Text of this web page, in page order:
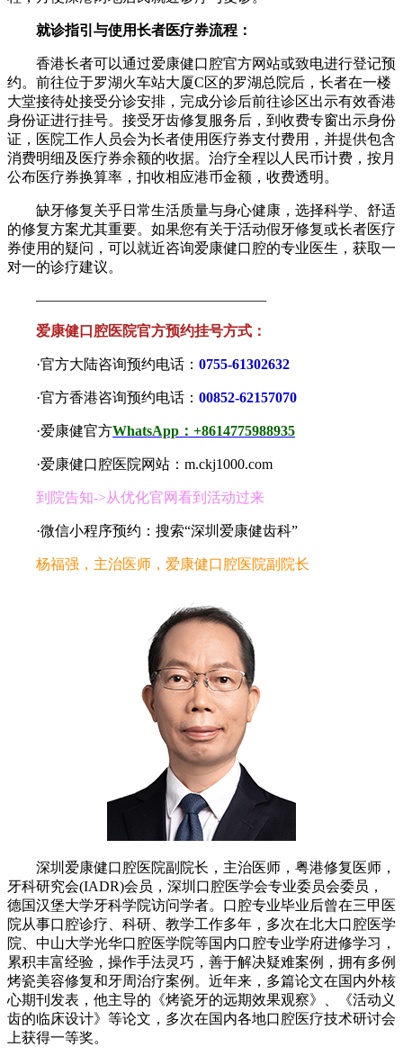
就诊指引与使用长者医疗券流程：
香港长者可以通过爱康健口腔官方网站或致电进行登记预
约。前往位于罗湖火车站大厦C区的罗湖总院后，长者在一楼
大堂接待处接受分诊安排，完成分诊后前往诊区出示有效香港
身份证进行挂号。接受牙齿修复服务后，到收费专窗出示身份
证，医院工作人员会为长者使用医疗券支付费用，并提供包含
消费明细及医疗券余额的收据。治疗全程以人民币计费，按月
公布医疗券换算率，扣收相应港币金额，收费透明。
缺牙修复关乎日常生活质量与身心健康，选择科学、舒适
的修复方案尤其重要。如果您有关于活动假牙修复或长者医疗
券使用的疑问，可以就近咨询爱康健口腔的专业医生，获取一
对一的诊疗建议。
————————————————
爱康健口腔医院官方预约挂号方式：
·官方大陆咨询预约电话： 0755-61302632
·官方香港咨询预约电话： 00852-62157070
·爱康健官方WhatsApp：+8614775988935
·爱康健口腔医院网站：m.ckj1000.com
到院告知->从优化官网看到活动过来
·微信小程序预约：搜索“深圳爱康健齿科”
杨福强，主治医师，爱康健口腔医院副院长
深圳爱康健口腔医院副院长，主治医师，粤港修复医师，
牙科研究会(IADR)会员，深圳口腔医学会专业委员会委员，
德国汉堡大学牙科学院访问学者。口腔专业毕业后曾在三甲医
院从事口腔诊疗、科研、教学工作多年，多次在北大口腔医学
院、中山大学光华口腔医学院等国内口腔专业学府进修学习，
累积丰富经验，操作手法灵巧，善于解决疑难案例，拥有多例
烤瓷美容修复和牙周治疗案例。近年来，多篇论文在国内外核
心期刊发表，他主导的《烤瓷牙的远期效果观察》、《活动义
齿的临床设计》等论文，多次在国内各地口腔医疗技术研讨会
上获得一等奖。